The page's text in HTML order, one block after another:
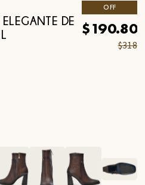
DE
OFF
$190.80
$318